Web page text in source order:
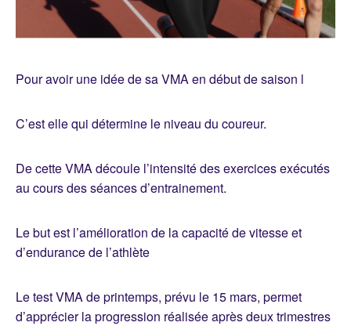
Pour avoir une idée de sa VMA en début de saison l
C’est elle qui détermine le niveau du coureur.
De cette VMA découle l’intensité des exercices exécutés
au cours des séances d’entrainement.
Le but est l’amélioration de la capacité de vitesse et
d’endurance de l’athlète
Le test VMA de printemps, prévu le 15 mars, permet
d’apprécier la progression réalisée après deux trimestres